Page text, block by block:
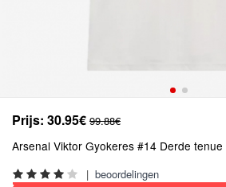
Prijs: 30.95€ 99.88€
Arsenal Viktor Gyokeres #14 Derde
| beoordelingen